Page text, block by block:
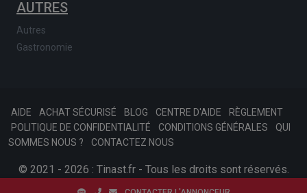
AUTRES
Autres
Gastronomie
AIDE ACHAT SÉCURISÉ BLOG CENTRE D'AIDE
RÈGLEMENT
POLITIQUE DE CONFIDENTIALITÉ
CONDITIONS GÉNÉRALES
QUI
SOMMES NOUS ?
CONTACTEZ NOUS
© 2021 - 2026 : Tinast.fr - Tous les droits sont réservés.
SKONSOFTAfariat.com